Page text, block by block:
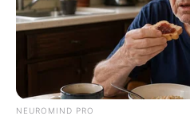
NEUROMIND PRO